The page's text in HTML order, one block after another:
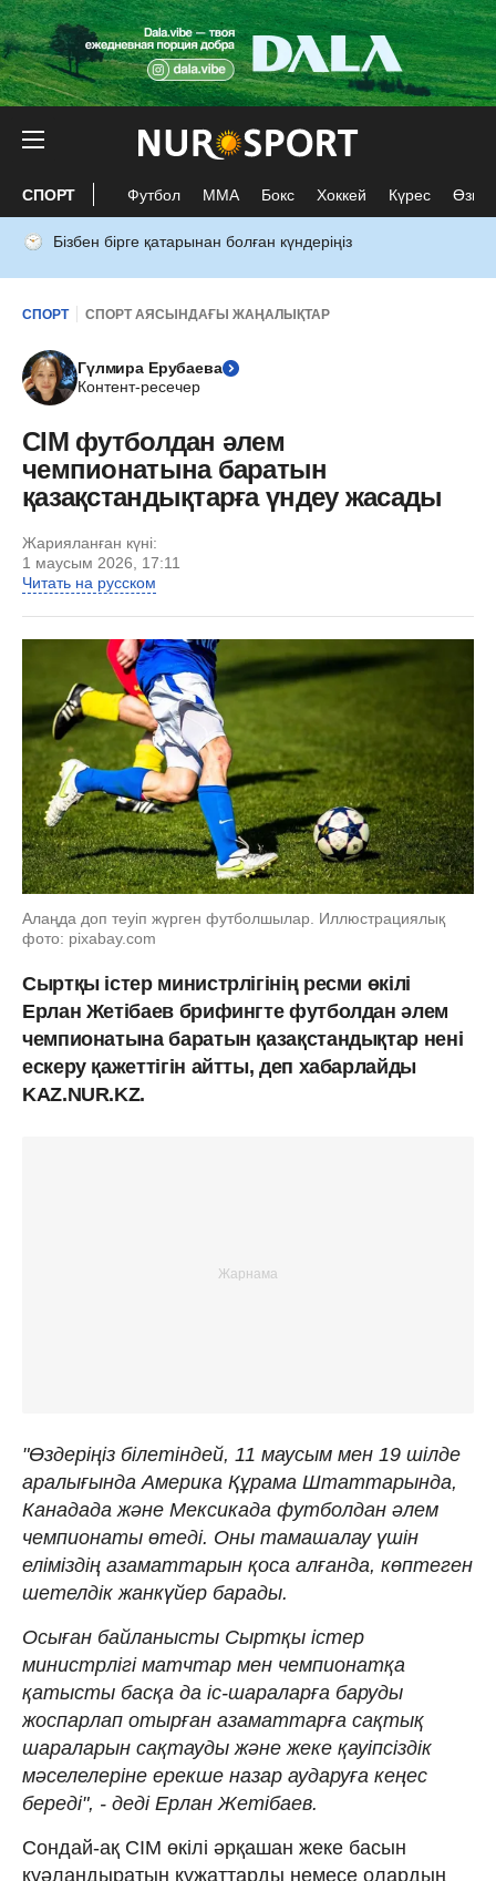
СПОРТ Футбол ММА Бокс Хоккей Күрес Өзге
Бізбен бірге қатарынан болған күндеріңіз
СПОРТ СПОРТ АЯСЫНДАҒЫ ЖАҢАЛЫҚТАР
Гүлмира Ерубаева
Контент-ресечер
СІМ футболдан әлем
чемпионатына баратын
қазақстандықтарға үндеу жасады
Жарияланған күні:
1 маусым 2026, 17:11
Читать на русском
Алаңда доп теуіп жүрген футболшылар. Иллюстрациялық
фото: pixabay.com
Сыртқы істер министрлігінің ресми өкілі
Ерлан Жетібаев брифингте футболдан әлем
чемпионатына баратын қазақстандықтар нені
ескеру қажеттігін айтты, деп хабарлайды
KAZ.NUR.KZ.
"Өздеріңіз білетіндей, 11 маусым мен 19 шілде
аралығында Америка Құрама Штаттарында,
Канадада және Мексикада футболдан әлем
чемпионаты өтеді. Оны тамашалау үшін
еліміздің азаматтарын қоса алғанда, көптеген
шетелдік жанкүйер барады.
Осыған байланысты Сыртқы істер
министрлігі матчтар мен чемпионатқа
қатысты басқа да іс-шараларға баруды
жоспарлап отырған азаматтарға сақтық
шараларын сақтауды және жеке қауіпсіздік
мәселелеріне ерекше назар аударуға кеңес
береді", - деді Ерлан Жетібаев.
Сондай-ақ СІМ өкілі әрқашан жеке басын
куәландыратын құжаттарды немесе олардың